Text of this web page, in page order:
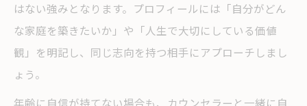
はない強みとなります。プロフィールには「自分がどん
な家庭を築きたいか」や「人生で大切にしている価値
観」を明記し、同じ志向を持つ相手にアプローチしまし
ょう。
年齢に自信が持てない場合も、カウンセラーと一緒に自